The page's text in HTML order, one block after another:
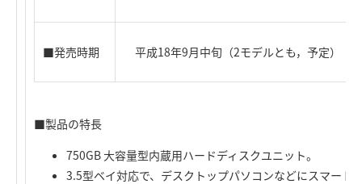
■発売時期 平成18年9月中旬（2モデルとも，予定）
■製品の特長
750GB 大容量型内蔵用ハードディスクユニット。
3.5型ベイ対応で、デスクトップパソコンなどにスマート